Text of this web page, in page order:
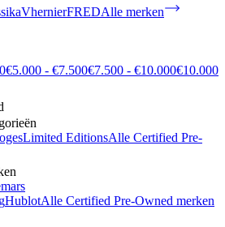
VhernierFREDAlle merken
€5.000 - €7.500€7.500 - €10.000€10.000
Limited EditionsAlle Certified Pre-
HublotAlle Certified Pre-Owned merken